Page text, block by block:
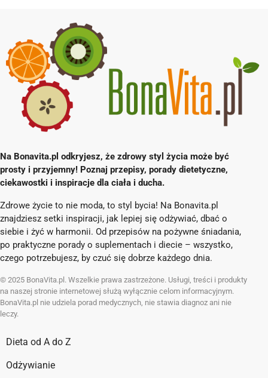
Na Bonavita.pl odkryjesz, że zdrowy styl życia może być
prosty i przyjemny! Poznaj przepisy, porady dietetyczne,
ciekawostki i inspiracje dla ciała i ducha.
Zdrowe życie to nie moda, to styl bycia! Na Bonavita.pl
znajdziesz setki inspiracji, jak lepiej się odżywiać, dbać o
siebie i żyć w harmonii. Od przepisów na pożywne śniadania,
po praktyczne porady o suplementach i diecie – wszystko,
czego potrzebujesz, by czuć się dobrze każdego dnia.
© 2025 BonaVita.pl. Wszelkie prawa zastrzeżone. Usługi, treści i produkty
na naszej stronie internetowej służą wyłącznie celom informacyjnym.
BonaVita.pl nie udziela porad medycznych, nie stawia diagnoz ani nie
leczy.
Dieta od A do Z
Odżywianie